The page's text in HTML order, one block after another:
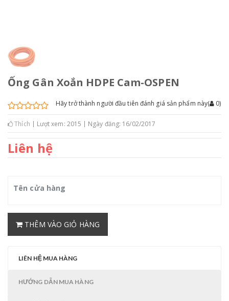
Ống Gân Xoắn HDPE Cam-OSPEN
Hãy trở thành người đầu tiên đánh giá sản phẩm này( 0)
Thích Lượt xem: 2015 Ngày đăng: 16/02/2017
Liên hệ
Tên cửa hàng
THÊM VÀO GIỎ HÀNG
LIÊN HỆ MUA HÀNG
HƯỚNG DẪN MUA HÀNG